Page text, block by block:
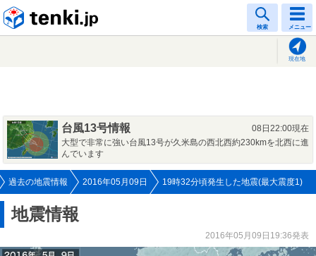
検索 メニュー
現在地
台風13号情報
08日22:00現在
大型で非常に強い台風13号が久米島の西北西約230kmを北西に進
んでいます
過去の地震情報 2016年05月09日 19時32分頃発生した地震(最大震度1)
地震情報
2016年05月09日19:36発表